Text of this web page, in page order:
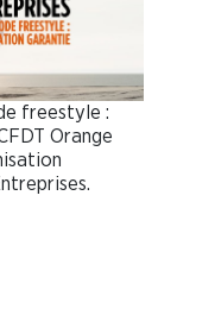
freestyle :
Orange